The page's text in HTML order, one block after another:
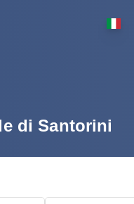
di Santorini